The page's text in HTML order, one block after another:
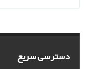
دسترسی سریع